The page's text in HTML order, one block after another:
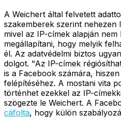
A Weichert által felvetett
szakemberek szerint nehezen
mivel az IP-címek alapján
megállapítani, hogy melyik
él. Az adatvédelmi biztos
dolgot. "Az IP-címek
is a Facebook számára,
felépítéséhez. A mostani vita
történhet ezekkel az IP-
szögezte le Weichert. A
cáfolta, hogy külön